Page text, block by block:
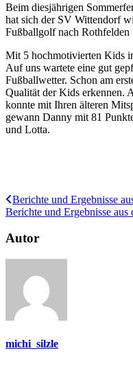
Beim diesjährigen
hat sich der SV Wittendorf
Fußballgolf nach Rothfelden
Mit 5 hochmotivierten Kids
Auf uns wartete eine gut
Fußballwetter. Schon am
Qualität der Kids erkennen.
konnte mit Ihren älteren
gewann Danny mit 81
und Lotta.
Berichte und Ergebnisse
Berichte und Ergebnisse aus
Autor
michi_silzle